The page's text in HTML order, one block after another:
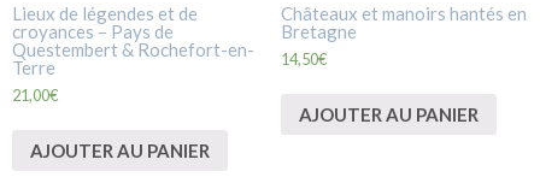
Lieux de légendes et de
croyances – Pays de
Questembert & Rochefort-en-
Terre
21,00€
AJOUTER AU PANIER
Châteaux et manoirs hantés en
Bretagne
14,50€
AJOUTER AU PANIER